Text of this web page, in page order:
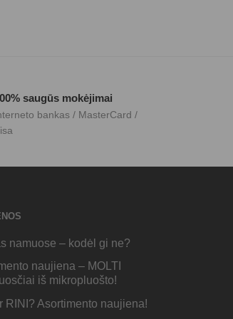
spalvą.
saugūs mokėjimai
bankas / MasterCard /
namuose – kodėl gi ne?
naujiena – MOLTI
iš mikropluošto!
RINI? Asortimento naujiena!